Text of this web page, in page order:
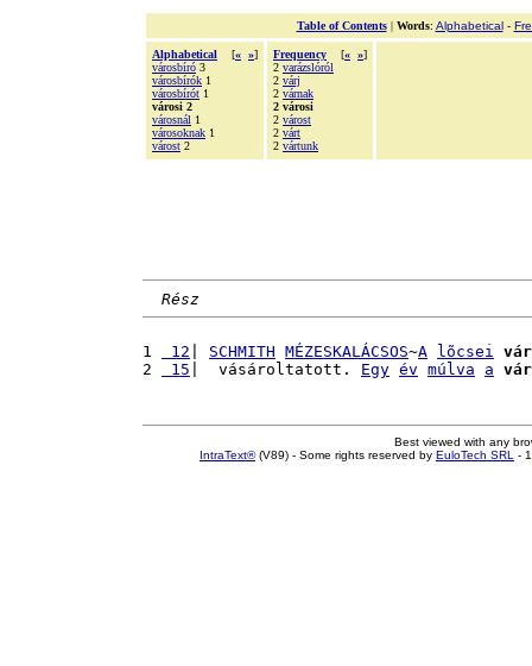
Table of Contents| Words: Alphabetical-
Alphabetical [« »]
városbíró 3
városbírók 1
városbírót 1
városi 2
városnál 1
városoknak 1
várost 2
Frequency [« »]
2 varázslóról
2 várj
2 várnak
2 városi
2 várost
2 várt
2 vártunk
Rész
1 12 SCHMITH MÉZESKALÁCSOS~A lõcsei
2
15 |  vásároltatott. Egy év múlva a
Best viewed with any
IntraText®(V89) - Some rights reserved by EuloTech SRL -